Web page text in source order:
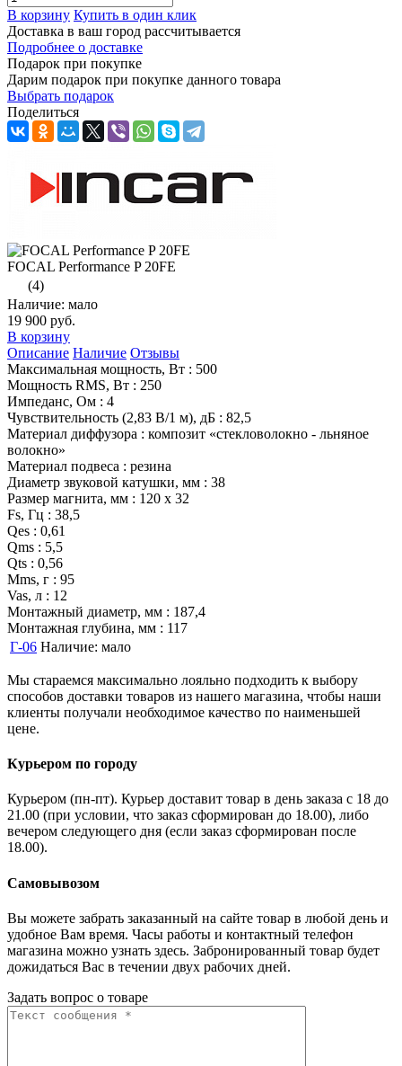
В корзину Купить в один клик
Доставка в ваш город рассчитывается
Подробнее о доставке
Подарок при покупке
Дарим подарок при покупке данного товара
Выбрать подарок
Поделиться
FOCAL Performance P 20FE
(4)
Наличие: мало
19 900 руб.
В корзину
Описание Наличие Отзывы
Максимальная мощность, Вт : 500
Мощность RMS, Вт : 250
Импеданс, Ом : 4
Чувствительность (2,83 В/1 м), дБ : 82,5
Материал диффузора : композит «стекловолокно - льняное
волокно»
Материал подвеса : резина
Диаметр звуковой катушки, мм : 38
Размер магнита, мм : 120 x 32
Fs, Гц : 38,5
Qes : 0,61
Qms : 5,5
Qts : 0,56
Mms, г : 95
Vas, л : 12
Монтажный диаметр, мм : 187,4
Монтажная глубина, мм : 117
Г-06 Наличие: мало
Мы стараемся максимально лояльно подходить к выбору
способов доставки товаров из нашего магазина, чтобы наши
клиенты получали необходимое качество по наименьшей
цене.
Курьером по городу
Курьером (пн-пт). Курьер доставит товар в день заказа с 18 до
21.00 (при условии, что заказ сформирован до 18.00), либо
вечером следующего дня (если заказ сформирован после
18.00).
Самовывозом
Вы можете забрать заказанный на сайте товар в любой день и
удобное Вам время. Часы работы и контактный телефон
магазина можно узнать здесь. Забронированный товар будет
дожидаться Вас в течении двух рабочих дней.
Задать вопрос о товаре